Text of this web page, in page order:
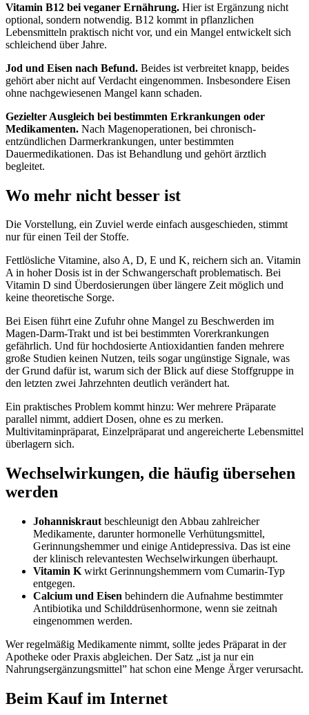
Vitamin B12 bei veganer Ernährung. Hier ist Ergänzung nicht
optional, sondern notwendig. B12 kommt in pflanzlichen
Lebensmitteln praktisch nicht vor, und ein Mangel entwickelt sich
schleichend über Jahre.
Jod und Eisen nach Befund. Beides ist verbreitet knapp, beides
gehört aber nicht auf Verdacht eingenommen. Insbesondere Eisen
ohne nachgewiesenen Mangel kann schaden.
Gezielter Ausgleich bei bestimmten Erkrankungen oder
Medikamenten. Nach Magenoperationen, bei chronisch-
entzündlichen Darmerkrankungen, unter bestimmten
Dauermedikationen. Das ist Behandlung und gehört ärztlich
begleitet.
Wo mehr nicht besser ist
Die Vorstellung, ein Zuviel werde einfach ausgeschieden, stimmt
nur für einen Teil der Stoffe.
Fettlösliche Vitamine, also A, D, E und K, reichern sich an. Vitamin
A in hoher Dosis ist in der Schwangerschaft problematisch. Bei
Vitamin D sind Überdosierungen über längere Zeit möglich und
keine theoretische Sorge.
Bei Eisen führt eine Zufuhr ohne Mangel zu Beschwerden im
Magen-Darm-Trakt und ist bei bestimmten Vorerkrankungen
gefährlich. Und für hochdosierte Antioxidantien fanden mehrere
große Studien keinen Nutzen, teils sogar ungünstige Signale, was
der Grund dafür ist, warum sich der Blick auf diese Stoffgruppe in
den letzten zwei Jahrzehnten deutlich verändert hat.
Ein praktisches Problem kommt hinzu: Wer mehrere Präparate
parallel nimmt, addiert Dosen, ohne es zu merken.
Multivitaminpräparat, Einzelpräparat und angereicherte Lebensmittel
überlagern sich.
Wechselwirkungen, die häufig übersehen
werden
Johanniskraut beschleunigt den Abbau zahlreicher
Medikamente, darunter hormonelle Verhütungsmittel,
Gerinnungshemmer und einige Antidepressiva. Das ist eine
der klinisch relevantesten Wechselwirkungen überhaupt.
Vitamin K wirkt Gerinnungshemmern vom Cumarin-Typ
entgegen.
Calcium und Eisen behindern die Aufnahme bestimmter
Antibiotika und Schilddrüsenhormone, wenn sie zeitnah
eingenommen werden.
Wer regelmäßig Medikamente nimmt, sollte jedes Präparat in der
Apotheke oder Praxis abgleichen. Der Satz „ist ja nur ein
Nahrungsergänzungsmittel” hat schon eine Menge Ärger verursacht.
Beim Kauf im Internet